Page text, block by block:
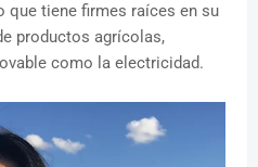
que tiene firmes raíces en su
productos agrícolas,
como la electricidad.